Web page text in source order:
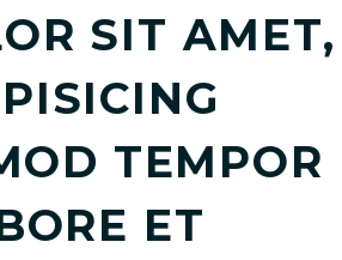
SIT AMET,
TEMPOR
ET